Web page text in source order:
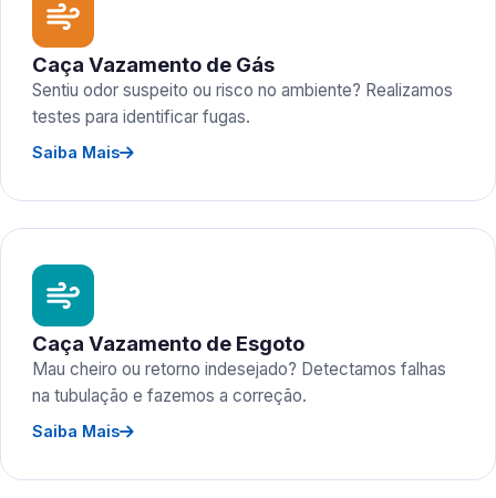
Caça Vazamento de Gás
Sentiu odor suspeito ou risco no ambiente? Realizamos
testes para identificar fugas.
Saiba Mais
Caça Vazamento de Esgoto
Mau cheiro ou retorno indesejado? Detectamos falhas
na tubulação e fazemos a correção.
Saiba Mais